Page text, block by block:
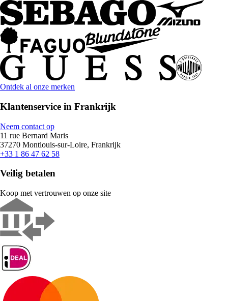
Ontdek al onze merken
Klantenservice in Frankrijk
Neem contact op
11 rue Bernard Maris
37270 Montlouis-sur-Loire, Frankrijk
+33 1 86 47 62 58
Veilig betalen
Koop met vertrouwen op onze site